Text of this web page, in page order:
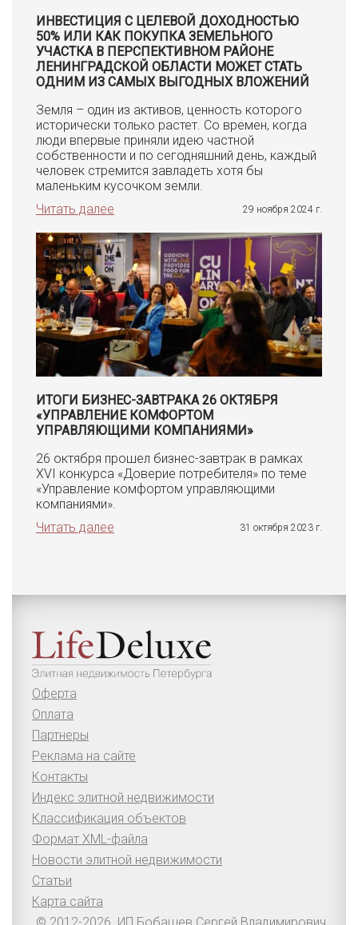
ИНВЕСТИЦИЯ С ЦЕЛЕВОЙ ДОХОДНОСТЬЮ
50% ИЛИ КАК ПОКУПКА ЗЕМЕЛЬНОГО
УЧАСТКА В ПЕРСПЕКТИВНОМ РАЙОНЕ
ЛЕНИНГРАДСКОЙ ОБЛАСТИ МОЖЕТ СТАТЬ
ОДНИМ ИЗ САМЫХ ВЫГОДНЫХ ВЛОЖЕНИЙ
Земля – один из активов, ценность которого
исторически только растет. Со времен, когда
люди впервые приняли идею частной
собственности и по сегодняшний день, каждый
человек стремится завладеть хотя бы
маленьким кусочком земли.
Читать далее
29 ноября 2024 г.
ИТОГИ БИЗНЕС-ЗАВТРАКА 26 ОКТЯБРЯ
«УПРАВЛЕНИЕ КОМФОРТОМ
УПРАВЛЯЮЩИМИ КОМПАНИЯМИ»
26 октября прошел бизнес-завтрак в рамках
XVI конкурса «Доверие потребителя» по теме
«Управление комфортом управляющими
компаниями».
Читать далее
31 октября 2023 г.
Оферта
Оплата
Партнеры
Реклама на сайте
Контакты
Индекс элитной недвижимости
Классификация объектов
Формат XML-файла
Новости элитной недвижимости
Статьи
Карта сайта